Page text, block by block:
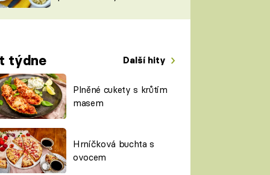
týdne Další hity
Plněné cukety s krůtím
masem
Hrníčková buchta s
ovocem